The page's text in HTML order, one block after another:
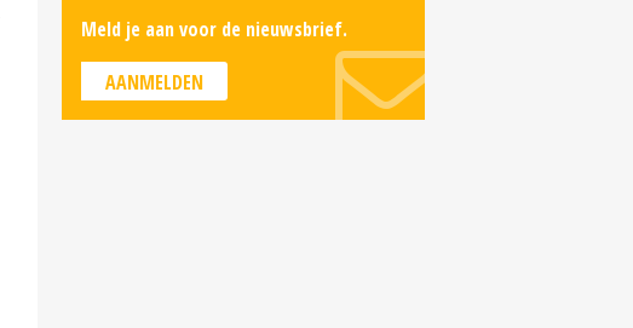
Meld je aan voor de nieuwsbrief.
AANMELDEN